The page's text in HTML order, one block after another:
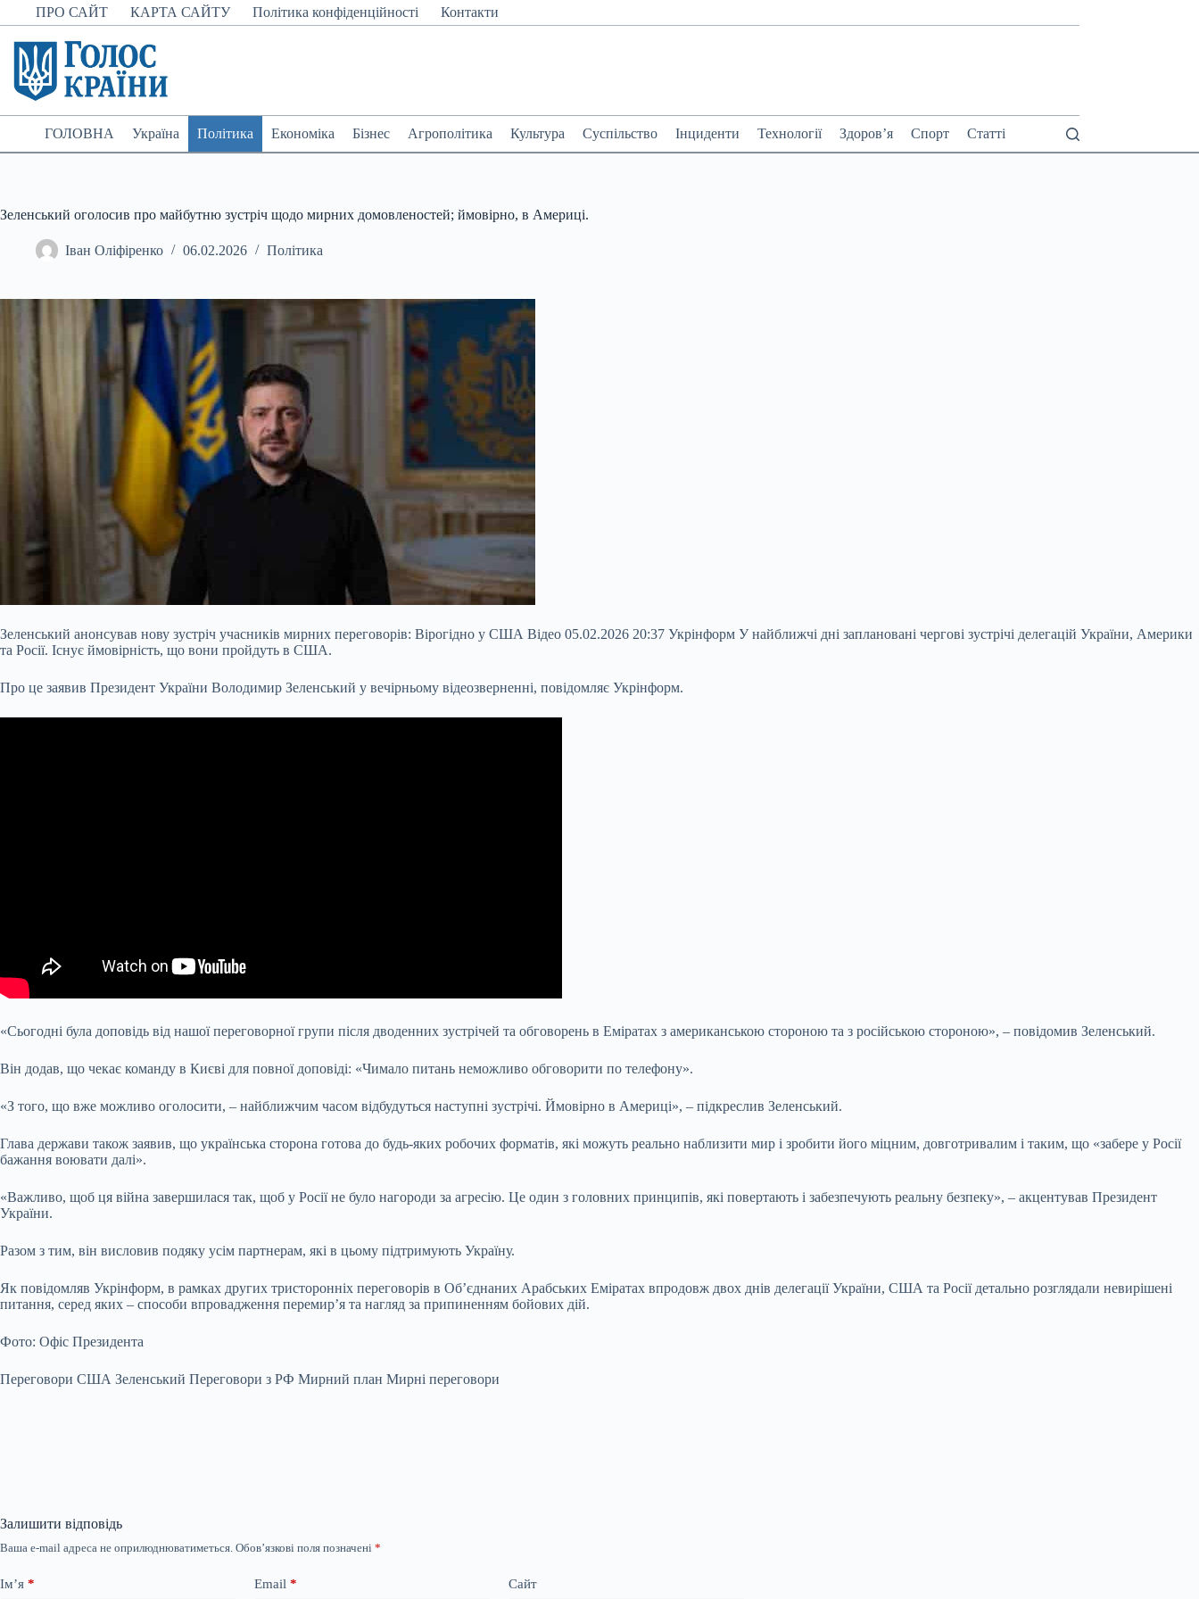
Перейти
до
вмісту
ПРО САЙТ КАРТА САЙТУ Політика конфіденційності Контакти
ГОЛОВНА Україна Політика Економіка Бізнес Агрополітика Культура Суспільство Інциденти Технології Здоров’я Спорт Статті
Зеленський оголосив про майбутню зустріч щодо мирних домовленостей; ймовірно, в Америці.
Іван Оліфіренко 06.02.2026 Політика
Зеленський анонсував нову зустріч учасників мирних переговорів: Вірогідно у США Відео 05.02.2026 20:37 Укрінформ У найближчі дні заплановані чергові зустрічі делегацій України, Америки
та Росії. Існує ймовірність, що вони пройдуть в США.
Про це заявив Президент України Володимир Зеленський у вечірньому відеозверненні, повідомляє Укрінформ.
«Сьогодні була доповідь від нашої переговорної групи після дводенних зустрічей та обговорень в Еміратах з американською стороною та з російською стороною», – повідомив Зеленський.
Він додав, що чекає команду в Києві для повної доповіді: «Чимало питань неможливо обговорити по телефону».
«З того, що вже можливо оголосити, – найближчим часом відбудуться наступні зустрічі. Ймовірно в Америці», – підкреслив Зеленський.
Глава держави також заявив, що українська сторона готова до будь-яких робочих форматів, які можуть реально наблизити мир і зробити його міцним, довготривалим і таким, що «забере у Росії
бажання воювати далі».
«Важливо, щоб ця війна завершилася так, щоб у Росії не було нагороди за агресію. Це один з головних принципів, які повертають і забезпечують реальну безпеку», – акцентував Президент
України.
Разом з тим, він висловив подяку усім партнерам, які в цьому підтримують Україну.
Як повідомляв Укрінформ, в рамках других тристоронніх переговорів в Об’єднаних Арабських Еміратах впродовж двох днів делегації України, США та Росії детально розглядали невирішені
питання, серед яких – способи впровадження перемирʼя та нагляд за припиненням бойових дій.
Фото: Офіс Президента
Переговори США Зеленський Переговори з РФ Мирний план Мирні переговори
Залишити відповідь
Ваша e-mail адреса не оприлюднюватиметься. Обов’язкові поля позначені *
Ім’я * Email * Сайт